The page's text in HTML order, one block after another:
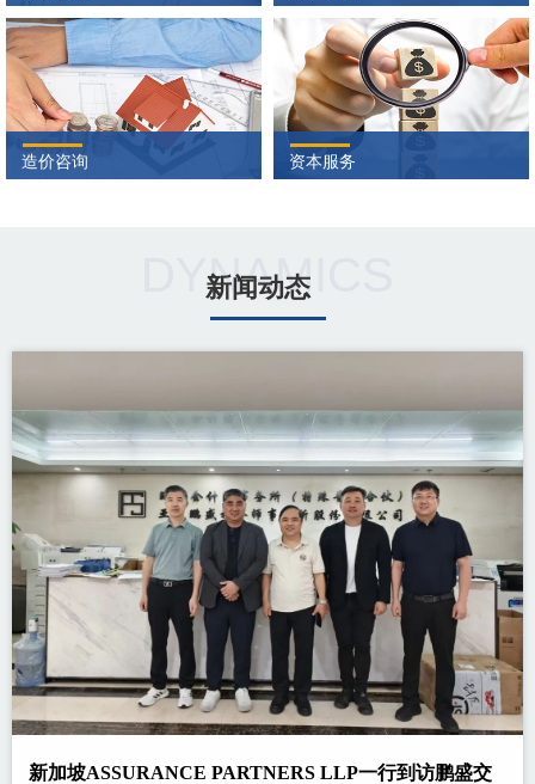
造价咨询 资本服务
DYNAMICS
新闻动态
新加坡ASSURANCE PARTNERS LLP一行到访鹏盛交